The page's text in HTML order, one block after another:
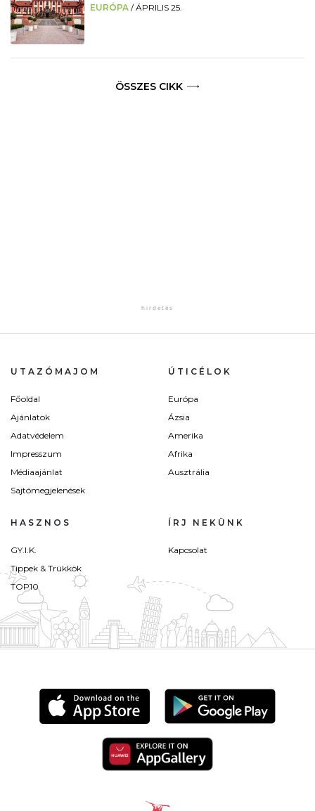
EURÓPA /ÁPRILIS 25.
ÖSSZES CIKK
UTAZÓMAJOM
Főoldal
Ajánlatok
Adatvédelem
Impresszum
Médiaajánlat
Sajtómegjelenések
ÚTICÉLOK
Európa
Ázsia
Amerika
Afrika
Ausztrália
HASZNOS
GY.I.K.
Tippek & Trükkök
TOP10
ÍRJ NEKÜNK
Kapcsolat